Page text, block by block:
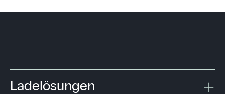
Ladelösungen